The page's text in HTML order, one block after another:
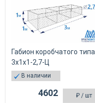
Габион коробчатого типа
3х1х1-2,7-Ц
В наличии
₽/ шт
4602